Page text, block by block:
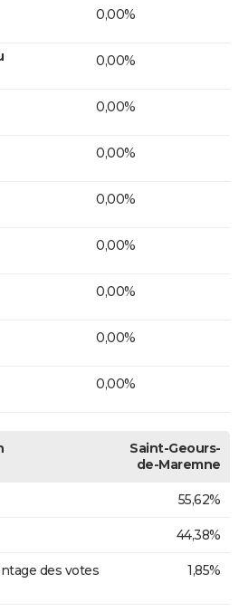
0,00%
0,00%
0,00%
0,00%
0,00%
0,00%
0,00%
0,00%
0,00%
Saint-Geours-
de-Maremne
55,62%
44,38%
des votes
1,85%